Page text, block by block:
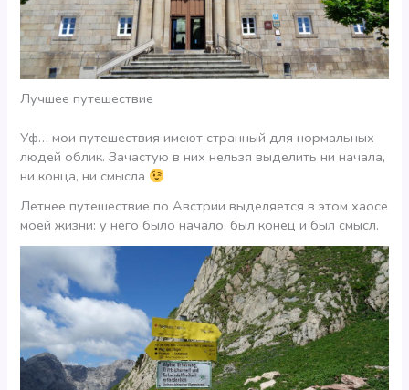
Лучшее путешествие
Уф… мои путешествия имеют странный для нормальных
людей облик. Зачастую в них нельзя выделить ни начала,
ни конца, ни смысла
Летнее путешествие по Австрии выделяется в этом хаосе
моей жизни: у него было начало, был конец и был смысл.